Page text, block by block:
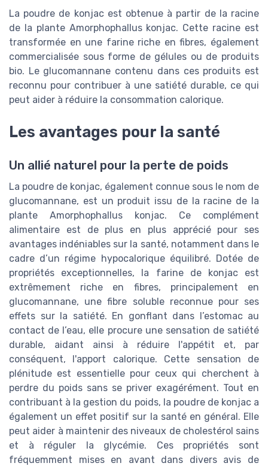
La poudre de konjac est obtenue à partir de la racine
de la plante Amorphophallus konjac. Cette racine est
transformée en une farine riche en fibres, également
commercialisée sous forme de gélules ou de produits
bio. Le glucomannane contenu dans ces produits est
reconnu pour contribuer à une satiété durable, ce qui
peut aider à réduire la consommation calorique.
Les avantages pour la santé
Un allié naturel pour la perte de poids
La poudre de konjac, également connue sous le nom de
glucomannane, est un produit issu de la racine de la
plante Amorphophallus konjac. Ce complément
alimentaire est de plus en plus apprécié pour ses
avantages indéniables sur la santé, notamment dans le
cadre d’un régime hypocalorique équilibré. Dotée de
propriétés exceptionnelles, la farine de konjac est
extrêmement riche en fibres, principalement en
glucomannane, une fibre soluble reconnue pour ses
effets sur la satiété. En gonflant dans l’estomac au
contact de l’eau, elle procure une sensation de satiété
durable, aidant ainsi à réduire l'appétit et, par
conséquent, l'apport calorique. Cette sensation de
plénitude est essentielle pour ceux qui cherchent à
perdre du poids sans se priver exagérément. Tout en
contribuant à la gestion du poids, la poudre de konjac a
également un effet positif sur la santé en général. Elle
peut aider à maintenir des niveaux de cholestérol sains
et à réguler la glycémie. Ces propriétés sont
fréquemment mises en avant dans divers avis de